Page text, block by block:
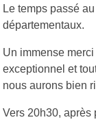
Le temps passé
départementaux.
Un immense
exceptionnel et
nous aurons bien
Vers 20h30, après